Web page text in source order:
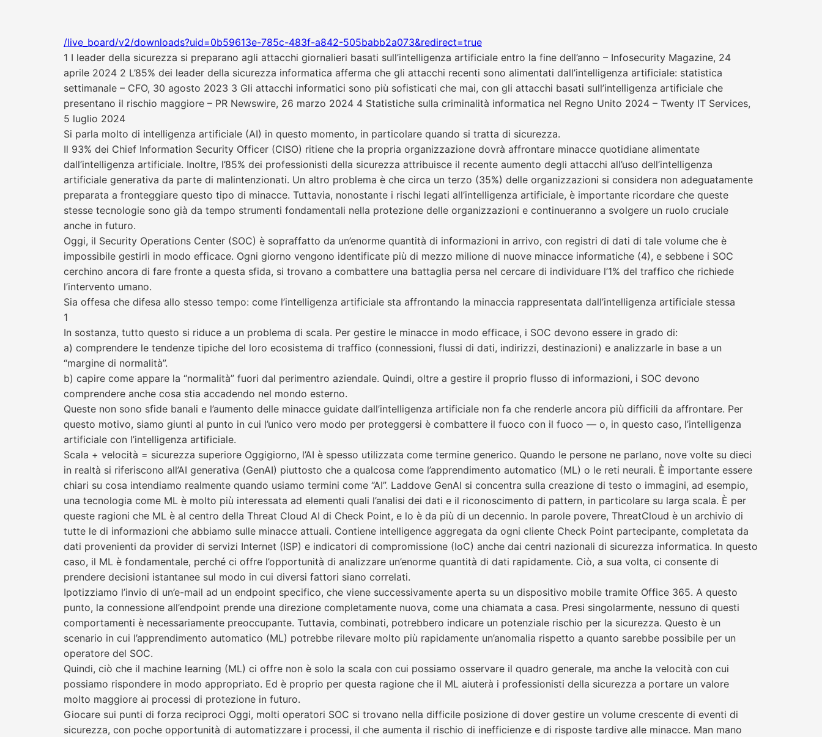
/live_board/v2/downloads?uid=0b59613e-785c-483f-a842-505babb2a073&redirect=true
1 I leader della sicurezza si preparano agli attacchi giornalieri basati sull’intelligenza artificiale entro la fine dell’anno – Infosecurity Magazine, 24
aprile 2024 2 L’85% dei leader della sicurezza informatica afferma che gli attacchi recenti sono alimentati dall’intelligenza artificiale: statistica
settimanale – CFO, 30 agosto 2023 3 Gli attacchi informatici sono più sofisticati che mai, con gli attacchi basati sull’intelligenza artificiale che
presentano il rischio maggiore – PR Newswire, 26 marzo 2024 4 Statistiche sulla criminalità informatica nel Regno Unito 2024 – Twenty IT Services,
5 luglio 2024
Si parla molto di intelligenza artificiale (AI) in questo momento, in particolare quando si tratta di sicurezza.
Il 93% dei Chief Information Security Officer (CISO) ritiene che la propria organizzazione dovrà affrontare minacce quotidiane alimentate
dall’intelligenza artificiale. Inoltre, l’85% dei professionisti della sicurezza attribuisce il recente aumento degli attacchi all’uso dell’intelligenza
artificiale generativa da parte di malintenzionati. Un altro problema è che circa un terzo (35%) delle organizzazioni si considera non adeguatamente
preparata a fronteggiare questo tipo di minacce. Tuttavia, nonostante i rischi legati all’intelligenza artificiale, è importante ricordare che queste
stesse tecnologie sono già da tempo strumenti fondamentali nella protezione delle organizzazioni e continueranno a svolgere un ruolo cruciale
anche in futuro.
Oggi, il Security Operations Center (SOC) è sopraffatto da un’enorme quantità di informazioni in arrivo, con registri di dati di tale volume che è
impossibile gestirli in modo efficace. Ogni giorno vengono identificate più di mezzo milione di nuove minacce informatiche (4), e sebbene i SOC
cerchino ancora di fare fronte a questa sfida, si trovano a combattere una battaglia persa nel cercare di individuare l’1% del traffico che richiede
l’intervento umano.
Sia offesa che difesa allo stesso tempo: come l’intelligenza artificiale sta affrontando la minaccia rappresentata dall’intelligenza artificiale stessa
1
In sostanza, tutto questo si riduce a un problema di scala. Per gestire le minacce in modo efficace, i SOC devono essere in grado di:
a) comprendere le tendenze tipiche del loro ecosistema di traffico (connessioni, flussi di dati, indirizzi, destinazioni) e analizzarle in base a un
“margine di normalità”.
b) capire come appare la “normalità” fuori dal perimentro aziendale. Quindi, oltre a gestire il proprio flusso di informazioni, i SOC devono
comprendere anche cosa stia accadendo nel mondo esterno.
Queste non sono sfide banali e l’aumento delle minacce guidate dall’intelligenza artificiale non fa che renderle ancora più difficili da affrontare. Per
questo motivo, siamo giunti al punto in cui l’unico vero modo per proteggersi è combattere il fuoco con il fuoco — o, in questo caso, l’intelligenza
artificiale con l’intelligenza artificiale.
Scala + velocità = sicurezza superiore Oggigiorno, l’AI è spesso utilizzata come termine generico. Quando le persone ne parlano, nove volte su dieci
in realtà si riferiscono all’AI generativa (GenAI) piuttosto che a qualcosa come l’apprendimento automatico (ML) o le reti neurali. È importante essere
chiari su cosa intendiamo realmente quando usiamo termini come “AI”. Laddove GenAI si concentra sulla creazione di testo o immagini, ad esempio,
una tecnologia come ML è molto più interessata ad elementi quali l’analisi dei dati e il riconoscimento di pattern, in particolare su larga scala. È per
queste ragioni che ML è al centro della Threat Cloud AI di Check Point, e lo è da più di un decennio. In parole povere, ThreatCloud è un archivio di
tutte le di informazioni che abbiamo sulle minacce attuali. Contiene intelligence aggregata da ogni cliente Check Point partecipante, completata da
dati provenienti da provider di servizi Internet (ISP) e indicatori di compromissione (IoC) anche dai centri nazionali di sicurezza informatica. In questo
caso, il ML è fondamentale, perché ci offre l’opportunità di analizzare un’enorme quantità di dati rapidamente. Ciò, a sua volta, ci consente di
prendere decisioni istantanee sul modo in cui diversi fattori siano correlati.
Ipotizziamo l’invio di un’e-mail ad un endpoint specifico, che viene successivamente aperta su un dispositivo mobile tramite Office 365. A questo
punto, la connessione all’endpoint prende una direzione completamente nuova, come una chiamata a casa. Presi singolarmente, nessuno di questi
comportamenti è necessariamente preoccupante. Tuttavia, combinati, potrebbero indicare un potenziale rischio per la sicurezza. Questo è un
scenario in cui l’apprendimento automatico (ML) potrebbe rilevare molto più rapidamente un’anomalia rispetto a quanto sarebbe possibile per un
operatore del SOC.
Quindi, ciò che il machine learning (ML) ci offre non è solo la scala con cui possiamo osservare il quadro generale, ma anche la velocità con cui
possiamo rispondere in modo appropriato. Ed è proprio per questa ragione che il ML aiuterà i professionisti della sicurezza a portare un valore
molto maggiore ai processi di protezione in futuro.
Giocare sui punti di forza reciproci Oggi, molti operatori SOC si trovano nella difficile posizione di dover gestire un volume crescente di eventi di
sicurezza, con poche opportunità di automatizzare i processi, il che aumenta il rischio di inefficienze e di risposte tardive alle minacce. Man mano